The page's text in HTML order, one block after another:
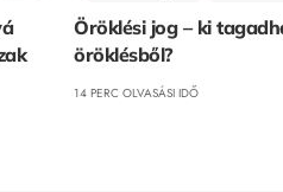
Öröklési jog – ki
öröklésből?
14 PERC OLVASÁSI IDŐ